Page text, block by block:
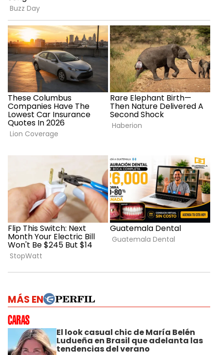
MÁS EN
El look casual chic de María Belén
Ludueña en Brasil que adelanta las
tendencias del verano